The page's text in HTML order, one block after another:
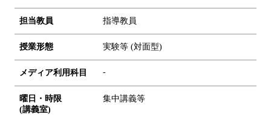
担当教員 指導教員
授業形態 実験等 (対面型)
メディア利用科目 -
曜日・時限
(講義室)
集中講義等